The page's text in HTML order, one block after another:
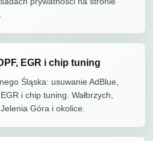
EGR i chip tuning
Śląska: usuwanie AdBlue,
i chip tuning. Wałbrzych,
Góra i okolice.